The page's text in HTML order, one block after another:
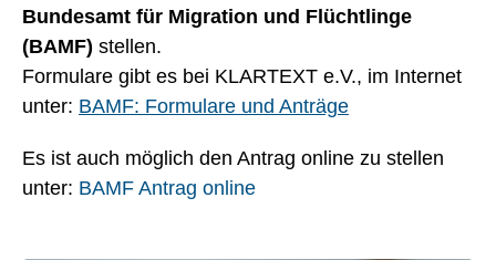
Bundesamt für Migration und Flüchtlinge
(BAMF) stellen.
Formulare gibt es bei KLARTEXT e.V., im Internet
unter: BAMF: Formulare und Anträge
Es ist auch möglich den Antrag online zu stellen
unter: BAMF Antrag online